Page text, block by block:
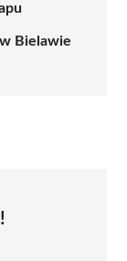
Bielawie